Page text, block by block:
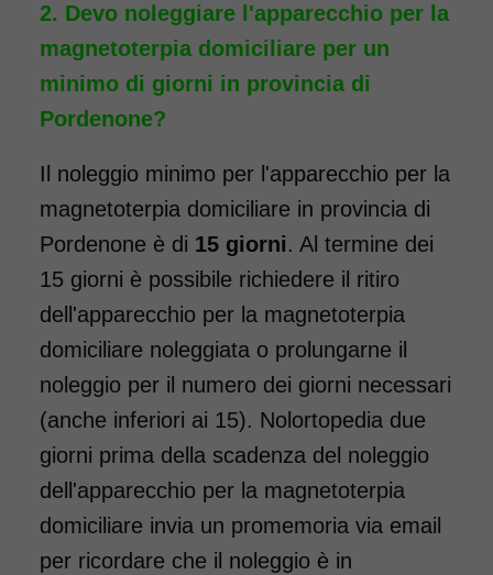
Devo noleggiare l'apparecchio per la
magnetoterpia domiciliare per un
minimo di giorni in provincia di
Pordenone?
Il noleggio minimo per l'apparecchio per la
magnetoterpia domiciliare in provincia di
Pordenone è di 15 giorni. Al termine dei
15 giorni è possibile richiedere il ritiro
dell'apparecchio per la magnetoterpia
domiciliare noleggiata o prolungarne il
noleggio per il numero dei giorni necessari
(anche inferiori ai 15). Nolortopedia due
giorni prima della scadenza del noleggio
dell'apparecchio per la magnetoterpia
domiciliare invia un promemoria via email
per ricordare che il noleggio è in